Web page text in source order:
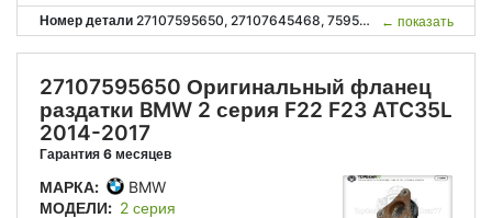
Номер детали 27107595650, 27107645468, 7595650, 7645468, 27 10 7 595 650, 27 10 7 645 468; ← показать
27107595650 Оригинальный фланец
раздатки BMW 2 серия F22 F23 ATC35L
2014-2017
Гарантия 6 месяцев
МАРКА:
BMW
МОДЕЛИ: 2 серия